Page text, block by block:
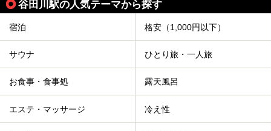
谷田川駅の人気テーマから探す
宿泊 格安（1,000円以下）
サウナ ひとり旅・一人旅
お食事・食事処 露天風呂
エステ・マッサージ 冷え性